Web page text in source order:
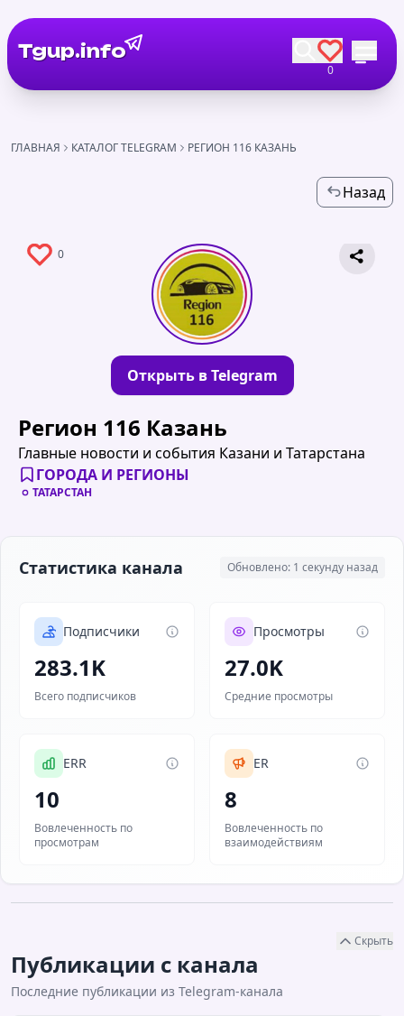
Tgup.info
0
ГЛАВНАЯ КАТАЛОГ TELEGRAM РЕГИОН 116 КАЗАНЬ
Назад
0
Открыть в Telegram
Регион 116 Казань
Главные новости и события Казани и Татарстана
ГОРОДА И РЕГИОНЫ
ТАТАРСТАН
Статистика канала Обновлено: 1 секунду назад
Подписчики
283.1K
Всего подписчиков
Просмотры
27.0K
Средние просмотры
ERR
10
Вовлеченность по
просмотрам
ER
8
Вовлеченность по
взаимодействиям
Скрыть
Публикации с канала
Последние публикации из Telegram-канала